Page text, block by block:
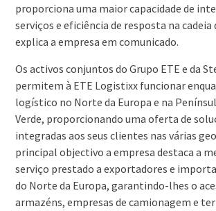
proporciona uma maior capacidade de
serviços e eficiência de resposta na
explica a empresa em comunicado.
Os activos conjuntos do Grupo ETE e da
permitem à ETE Logistixx funcionar
logístico no Norte da Europa e na
Verde, proporcionando uma oferta de
integradas aos seus clientes nas várias
principal objectivo a empresa destaca a
serviço prestado a exportadores e
do Norte da Europa, garantindo-lhes o
armazéns, empresas de camionagem e